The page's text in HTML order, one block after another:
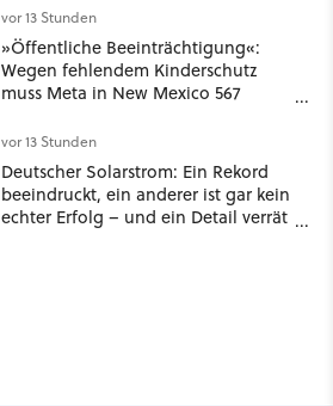
funktionierende PlayStation [Best of
GameStar]
vor 13 Stunden
»Öffentliche Beeinträchtigung«:
Wegen fehlendem Kinderschutz
muss Meta in New Mexico 567
vor 13 Stunden
Deutscher Solarstrom: Ein Rekord
beeindruckt, ein anderer ist gar kein
echter Erfolg – und ein Detail verrät